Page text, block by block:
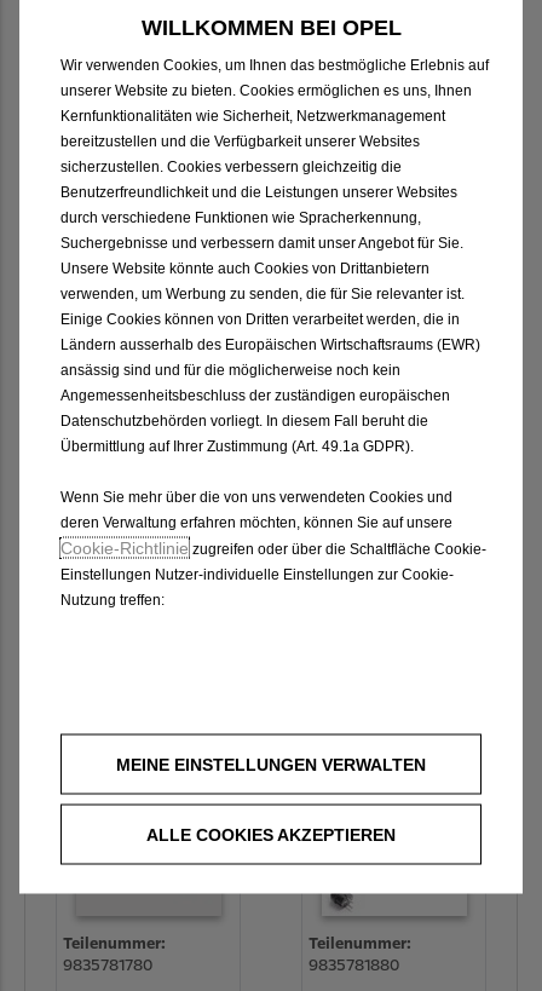
Teilenummer:
9835745180
CHF 73.25
Detailansicht
Auf die Merkliste
9835781480
CHF 134.55
Detailansicht
Auf die Merkliste
Universal Charger -
Adapter Typ CEE32/1
Teilenummer:
9835781580
CHF 134.55
Detailansicht
Universal Charger -
Adapter Typ CEE16/1
Teilenummer:
9835781680
CHF 134.55
Universal Charger -
Teilenummer:
9835781780
Universal Charger -
Teilenummer:
9835781880
WILLKOMMEN BEI OPEL
Wir verwenden Cookies, um Ihnen das bestmögliche Erlebnis auf
unserer Website zu bieten. Cookies ermöglichen es uns, Ihnen
Kernfunktionalitäten wie Sicherheit, Netzwerkmanagement
bereitzustellen und die Verfügbarkeit unserer Websites
sicherzustellen. Cookies verbessern gleichzeitig die
Benutzerfreundlichkeit und die Leistungen unserer Websites
durch verschiedene Funktionen wie Spracherkennung,
Suchergebnisse und verbessern damit unser Angebot für Sie.
Unsere Website könnte auch Cookies von Drittanbietern
verwenden, um Werbung zu senden, die für Sie relevanter ist.
Einige Cookies können von Dritten verarbeitet werden, die in
Ländern ausserhalb des Europäischen Wirtschaftsraums (EWR)
ansässig sind und für die möglicherweise noch kein
Angemessenheitsbeschluss der zuständigen europäischen
Datenschutzbehörden vorliegt. In diesem Fall beruht die
Übermittlung auf Ihrer Zustimmung (Art. 49.1a GDPR).
Wenn Sie mehr über die von uns verwendeten Cookies und
deren Verwaltung erfahren möchten, können Sie auf unsere
Cookie-Richtlinie zugreifen oder über die Schaltfläche Cookie-
Einstellungen Nutzer-individuelle Einstellungen zur Cookie-
Nutzung treffen:
MEINE EINSTELLUNGEN VERWALTEN
ALLE COOKIES AKZEPTIEREN